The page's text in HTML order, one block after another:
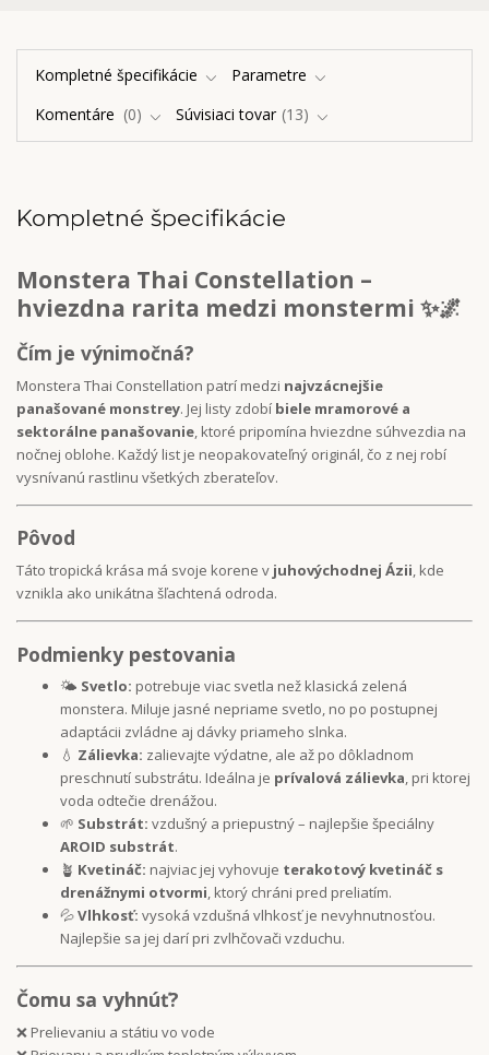
Kompletné špecifikácie
Parametre
Komentáre
0 Súvisiaci tovar 13
Kompletné špecifikácie
Monstera Thai Constellation –
hviezdna rarita medzi monstermi ✨🌌
Čím je výnimočná?
Monstera Thai Constellation patrí medzi najvzácnejšie
panašované monstrey. Jej listy zdobí biele mramorové a
sektorálne panašovanie, ktoré pripomína hviezdne súhvezdia na
nočnej oblohe. Každý list je neopakovateľný originál, čo z nej robí
vysnívanú rastlinu všetkých zberateľov.
Pôvod
Táto tropická krása má svoje korene v juhovýchodnej Ázii, kde
vznikla ako unikátna šľachtená odroda.
Podmienky pestovania
🌤️ Svetlo: potrebuje viac svetla než klasická zelená
monstera. Miluje jasné nepriame svetlo, no po postupnej
adaptácii zvládne aj dávky priameho slnka.
💧 Zálievka: zalievajte výdatne, ale až po dôkladnom
preschnutí substrátu. Ideálna je prívalová zálievka, pri ktorej
voda odtečie drenážou.
🌱 Substrát: vzdušný a priepustný – najlepšie špeciálny
AROID substrát.
🪴 Kvetináč: najviac jej vyhovuje terakotový kvetináč s
drenážnymi otvormi, ktorý chráni pred preliatím.
💦Vlhkosť: vysoká vzdušná vlhkosť je nevyhnutnosťou.
Najlepšie sa jej darí pri zvlhčovači vzduchu.
Čomu sa vyhnúť?
❌ Prelievaniu a státiu vo vode